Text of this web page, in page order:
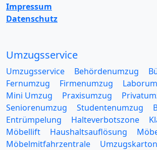
Impressum
Datenschutz
Umzugsservice
Umzugsservice Behördenumzug
Fernumzug
Firmenumzug
Mini Umzug
Praxisumzug
Seniorenumzug
Studentenumzug
Entrümpelung
Halteverbotszone
Möbellift
Haushaltsauflösung
Möbelmitfahrzentrale